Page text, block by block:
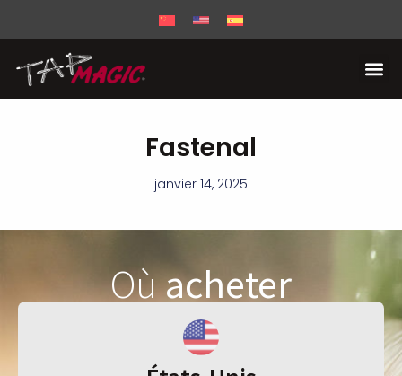
Fastenal
janvier 14, 2025
Oùacheter